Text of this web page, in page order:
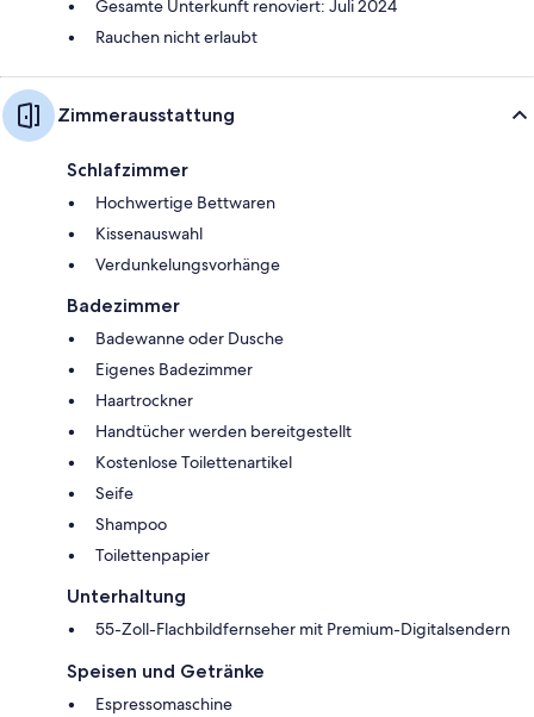
Gesamte Unterkunft renoviert: Juli 2024
Rauchen nicht erlaubt
Zimmerausstattung
Schlafzimmer
Hochwertige Bettwaren
Kissenauswahl
Verdunkelungsvorhänge
Badezimmer
Badewanne oder Dusche
Eigenes Badezimmer
Haartrockner
Handtücher werden bereitgestellt
Kostenlose Toilettenartikel
Seife
Shampoo
Toilettenpapier
Unterhaltung
55-Zoll-Flachbildfernseher mit Premium-Digitalsendern
Speisen und Getränke
Espressomaschine